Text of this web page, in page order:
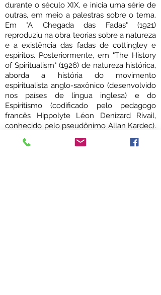
durante o século XIX, e inicia uma série de
outras, em meio a palestras sobre o tema.
Em "A Chegada das Fadas" (1921)
reproduziu na obra teorias sobre a natureza
e a existência das fadas de cottingley e
espíritos. Posteriormente, em "The History
of Spiritualism" (1926) de natureza histórica,
aborda a história do movimento
espiritualista anglo-saxônico (desenvolvido
nos países de língua inglesa) e do
Espiritismo (codificado pelo pedagogo
francês Hippolyte Léon Denizard Rivail,
conhecido pelo pseudônimo Allan Kardec).
Além desses movimentos Conan Doyle
enfatizou sobre os movimentos